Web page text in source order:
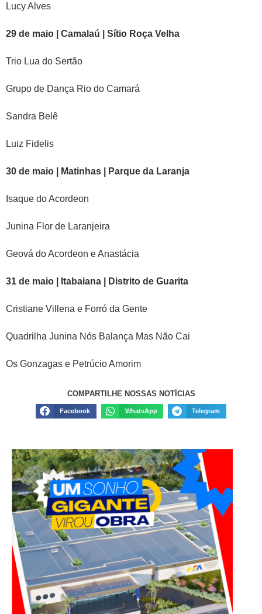
Lucy Alves
29 de maio | Camalaú | Sítio Roça Velha
Trio Lua do Sertão
Grupo de Dança Rio do Camará
Sandra Belê
Luiz Fidelis
30 de maio | Matinhas | Parque da Laranja
Isaque do Acordeon
Junina Flor de Laranjeira
Geová do Acordeon e Anastácia
31 de maio | Itabaiana | Distrito de Guarita
Cristiane Villena e Forró da Gente
Quadrilha Junina Nós Balança Mas Não Cai
Os Gonzagas e Petrúcio Amorim
COMPARTILHE NOSSAS NOTÍCIAS
Facebook WhatsApp Telegram